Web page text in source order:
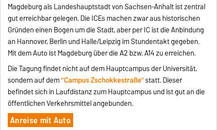
Magdeburg als Landeshauptstadt von Sachsen-Anhalt ist zentral
gut erreichbar gelegen. Die ICEs machen zwar aus historischen
Gründen einen Bogen um die Stadt, aber per IC ist die Anbindung
an Hannover, Berlin und Halle/Leipzig im Stundentakt gegeben.
Mit dem Auto ist Magdeburg über die A2 bzw. A14 zu erreichen.
Die Tagung findet nicht auf dem Hauptcampus der Universität,
sondern auf dem"Campus Zschokkestraße"statt. Dieser
befindet sich in Laufdistanz zum Hauptcampus und ist gut an die
öffentlichen Verkehrsmittel angebunden.
Anreise mit Auto